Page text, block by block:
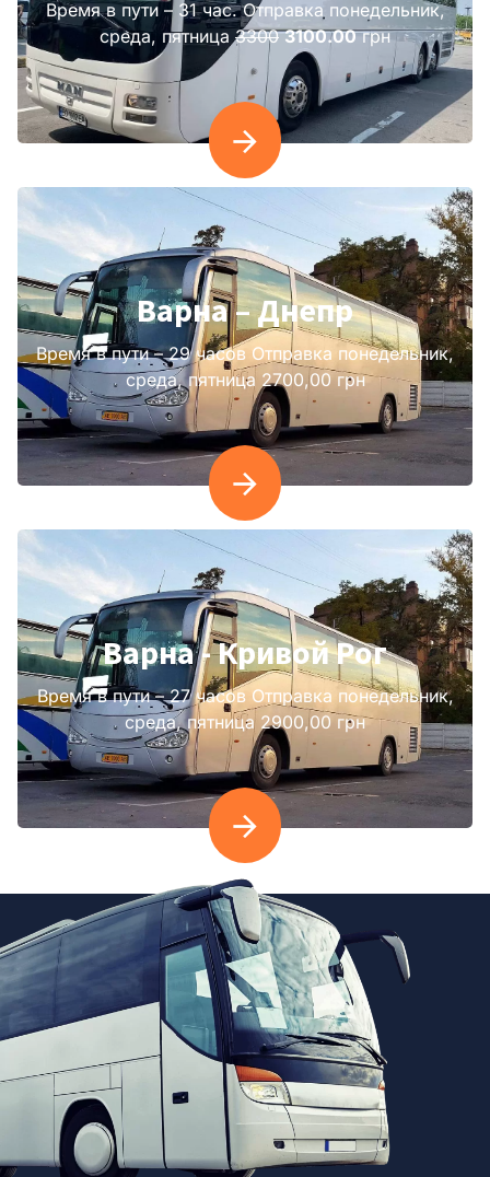
Время в пути – 31 час. Отправка понедельник,
среда, пятница3300 3100.00грн
Варна – Днепр
Время в пути – 29 часов Отправка понедельник,
среда, пятница 2700,00 грн
Варна - Кривой Рог
Время в пути – 27 часов Отправка понедельник,
среда, пятница 2900,00 грн